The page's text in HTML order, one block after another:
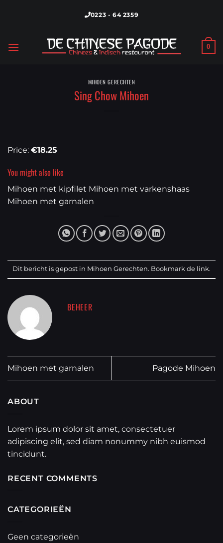
0223 - 64 2359
0
MIHOEN GERECHTEN
Sing Chow Mihoen
Price: €18.25
You might also like
Mihoen met kipfilet Mihoen met varkenshaas
Mihoen met garnalen
Dit bericht is gepost in Mihoen Gerechten. Bookmark de link.
BEHEER
Mihoen met garnalen Pagode Mihoen
ABOUT
Lorem ipsum dolor sit amet, consectetuer
adipiscing elit, sed diam nonummy nibh euismod
tincidunt.
RECENT COMMENTS
CATEGORIEËN
Geen categorieën